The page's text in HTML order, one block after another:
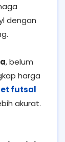
dengan
, belum
harga
futsal
akurat.